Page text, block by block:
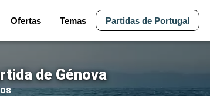
Ofertas Temas Partidas de Portugal
de Génova